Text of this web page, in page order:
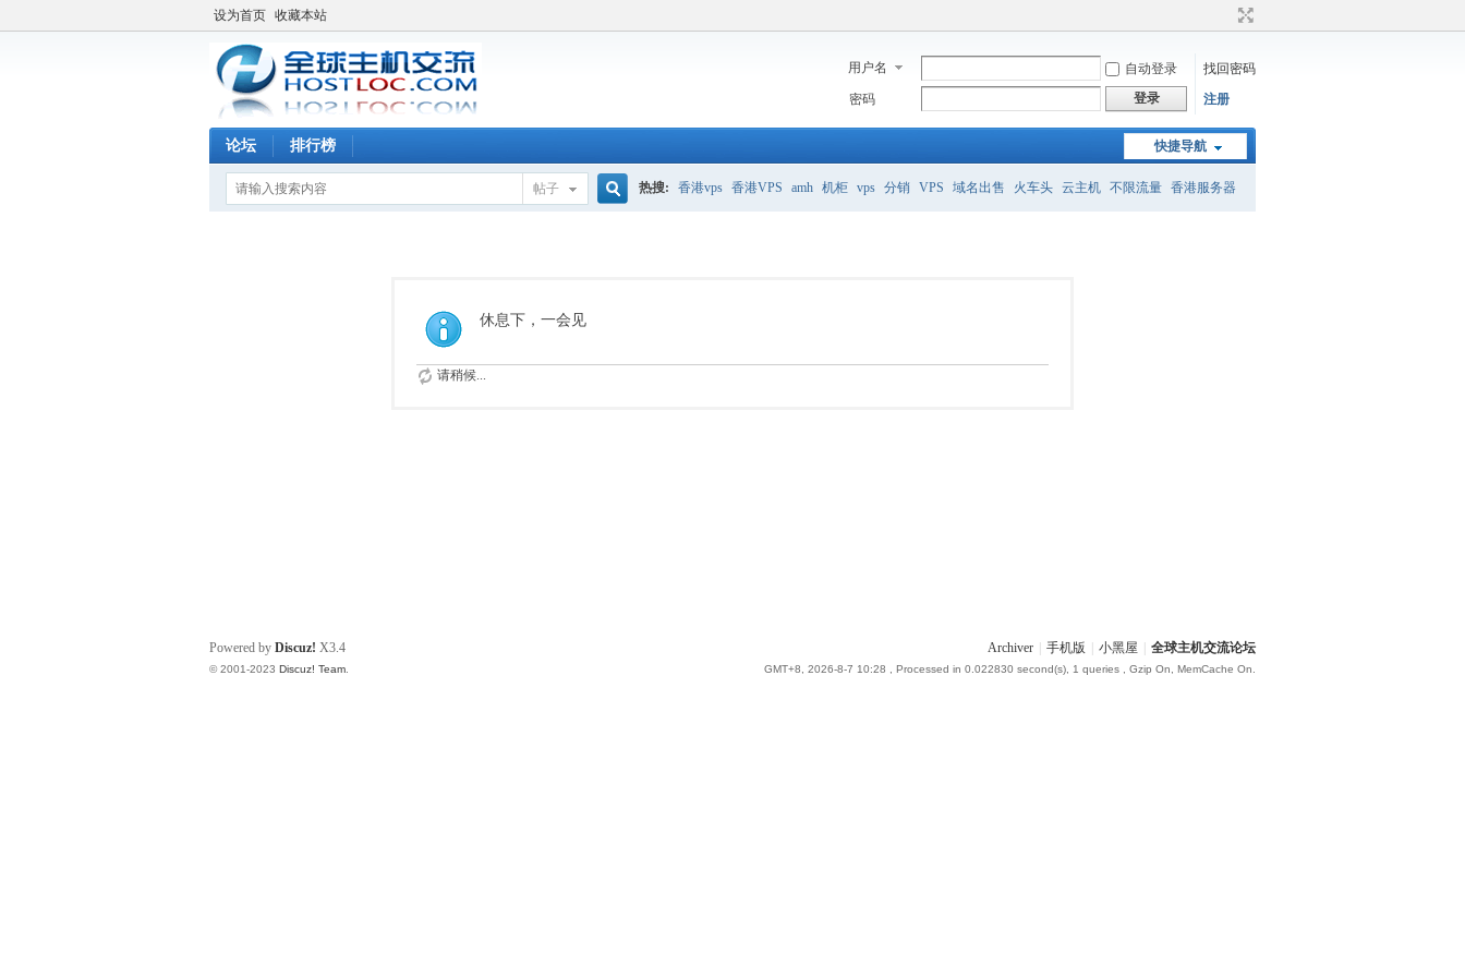
设为首页 收藏本站
用户名 自动登录
找回密码
密码
登录 注册
快捷导航
论坛 排行榜
帖子 热搜: 香港vps 香港VPS amh 机柜 vps 分销 VPS 域名出售 火车头 云主机 不限流量 香港服务器
休息下，一会见
请稍候...
Archiver 手机版 小黑屋 全球主机交流论坛
GMT+8, 2026-8-7 10:28 , Processed in 0.022830 second(s), 1 queries , Gzip On, MemCache On.
Powered by Discuz! X3.4
© 2001-2023 Discuz! Team